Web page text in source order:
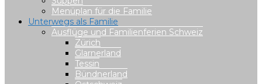
Menüplan für die Familie
Unterwegs als Familie
Ausflüge und Familienferien Schweiz
Zürich
Glarnerland
Tessin
Bündnerland